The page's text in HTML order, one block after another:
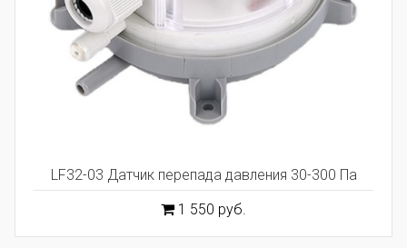
LF32-03 Датчик перепада давления 30-300 Па
1 550 руб.